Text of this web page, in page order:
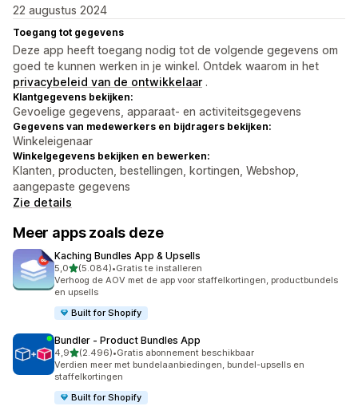
22 augustus 2024
Toegang tot gegevens
Deze app heeft toegang nodig tot de volgende gegevens om
goed te kunnen werken in je winkel. Ontdek waarom in het
privacybeleid van de ontwikkelaar .
Klantgegevens bekijken:
Gevoelige gegevens, apparaat- en activiteitsgegevens
Gegevens van medewerkers en bijdragers bekijken:
Winkeleigenaar
Winkelgegevens bekijken en bewerken:
Klanten, producten, bestellingen, kortingen, Webshop,
aangepaste gegevens
Zie details
Meer apps zoals deze
Kaching Bundles App & Upsells
5,0van 5 sterren
(5.084)
5084 recensies in totaal
•Gratis te installeren
Verhoog de AOV met de app voor staffelkortingen, productbundels
en upsells
Built for Shopify
Bundler ‑ Product Bundles App
4,9van 5 sterren
(2.496)
2496 recensies in totaal
•Gratis abonnement beschikbaar
Verdien meer met bundelaanbiedingen, bundel-upsells en
staffelkortingen
Built for Shopify